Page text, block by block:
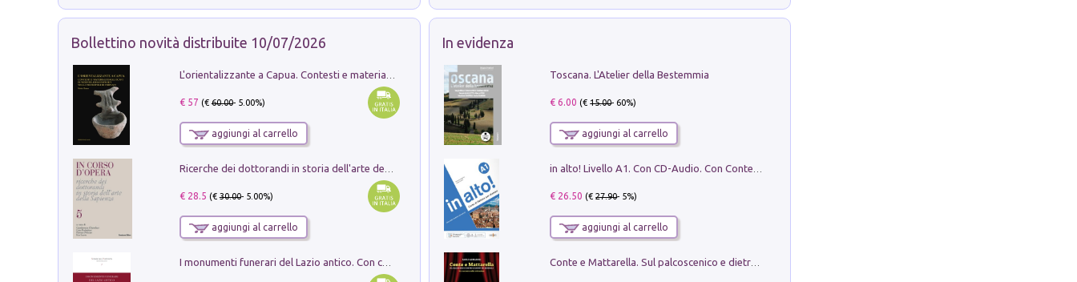
Bollettino novità distribuite 10/07/2026
€ 57 (€60.00- 5.00%)
aggiungi al carrello
€ 28.5 (€30.00- 5.00%)
aggiungi al carrello
I monumenti funerari del Lazio antico. Con cartella con tavole
In evidenza
Toscana. L'Atelier della Bestemmia
€ 6.00 (€15.00- 60%)
aggiungi al carrello
€ 26.50 (€27.90- 5%)
aggiungi al carrello